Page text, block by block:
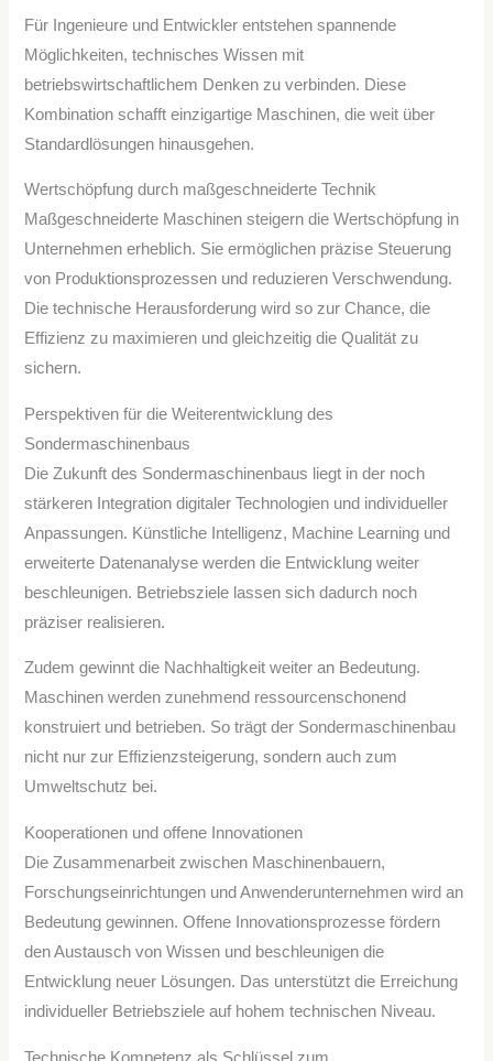
Für Ingenieure und Entwickler entstehen spannende
Möglichkeiten, technisches Wissen mit
betriebswirtschaftlichem Denken zu verbinden. Diese
Kombination schafft einzigartige Maschinen, die weit über
Standardlösungen hinausgehen.
Wertschöpfung durch maßgeschneiderte Technik
Maßgeschneiderte Maschinen steigern die Wertschöpfung in
Unternehmen erheblich. Sie ermöglichen präzise Steuerung
von Produktionsprozessen und reduzieren Verschwendung.
Die technische Herausforderung wird so zur Chance, die
Effizienz zu maximieren und gleichzeitig die Qualität zu
sichern.
Perspektiven für die Weiterentwicklung des
Sondermaschinenbaus
Die Zukunft des Sondermaschinenbaus liegt in der noch
stärkeren Integration digitaler Technologien und individueller
Anpassungen. Künstliche Intelligenz, Machine Learning und
erweiterte Datenanalyse werden die Entwicklung weiter
beschleunigen. Betriebsziele lassen sich dadurch noch
präziser realisieren.
Zudem gewinnt die Nachhaltigkeit weiter an Bedeutung.
Maschinen werden zunehmend ressourcenschonend
konstruiert und betrieben. So trägt der Sondermaschinenbau
nicht nur zur Effizienzsteigerung, sondern auch zum
Umweltschutz bei.
Kooperationen und offene Innovationen
Die Zusammenarbeit zwischen Maschinenbauern,
Forschungseinrichtungen und Anwenderunternehmen wird an
Bedeutung gewinnen. Offene Innovationsprozesse fördern
den Austausch von Wissen und beschleunigen die
Entwicklung neuer Lösungen. Das unterstützt die Erreichung
individueller Betriebsziele auf hohem technischen Niveau.
Technische Kompetenz als Schlüssel zum